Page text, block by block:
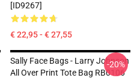
[ID9267]
€ 22,95 - € 27,55
Sally Face Bags - Larry Johnson
All Over Print Tote Bag RB0106
-20%